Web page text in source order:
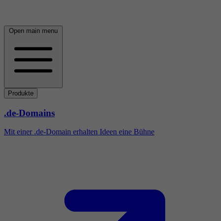
Open main menu
Produkte
.de-Domains
Mit einer .de-Domain erhalten Ideen eine Bühne